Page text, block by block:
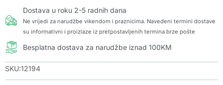
Dostava u roku 2-5 radnih dana
Ne vrijedi za narudžbe vikendom i praznicima. Navedeni termini dostave
su informativni i proizlaze iz pretpostavljenih termina brze pošte
Besplatna dostava za narudžbe iznad 100KM
SKU:12194